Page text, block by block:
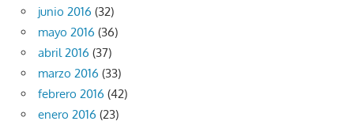
junio 2016 (32)
mayo 2016 (36)
abril 2016 (37)
marzo 2016 (33)
febrero 2016 (42)
enero 2016 (23)